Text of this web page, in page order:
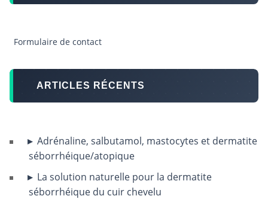
Formulaire de contact
ARTICLES RÉCENTS
Adrénaline, salbutamol, mastocytes et dermatite
séborrhéique/atopique
La solution naturelle pour la dermatite
séborrhéique du cuir chevelu